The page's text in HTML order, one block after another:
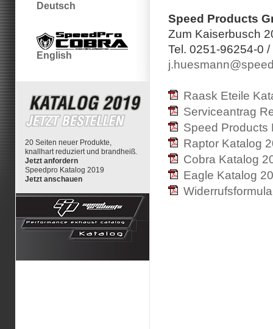
Deutsch
English
20 Seiten neuer Produkte,
knallhart reduziert und brandheiß.
Jetzt anfordern
Speedpro Katalog 2019
Jetzt anschauen
Speed Products
Zum Kaiserbusch
Tel. 0251-96254-0
Raask Eteile
Serviceantrag
Speed Products
Raptor Katalog
Cobra Katalog
Eagle Katalog